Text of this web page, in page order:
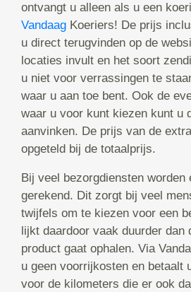
ontvangt u alleen als u een
Vandaag Koeriers! De prijs
u direct terugvinden op de
locaties invult en het soort
u niet voor verrassingen te
waar u aan toe bent. Ook de
waar u voor kunt kiezen kunt u
aanvinken. De prijs van de
opgeteld bij de totaalprijs.
Bij veel bezorgdiensten worden
gerekend. Dit zorgt bij veel
twijfels om te kiezen voor een
lijkt daardoor vaak duurder dan
product gaat ophalen. Via
u geen voorrijkosten en betaalt
voor de kilometers die er ook